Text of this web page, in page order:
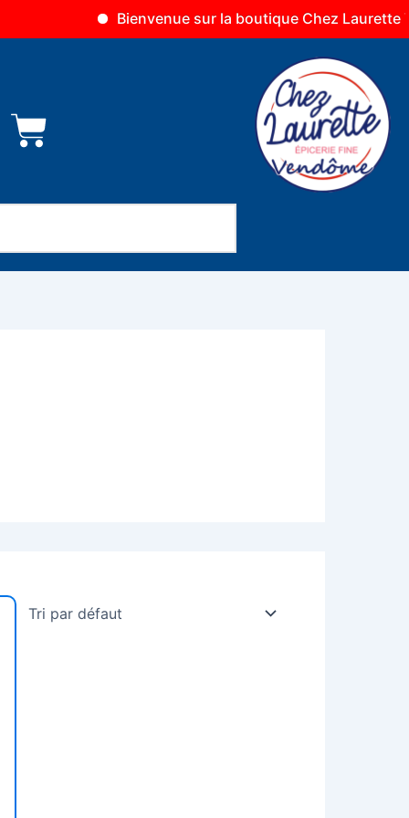
Bienvenue sur la boutique Chez Laurette Vendôme